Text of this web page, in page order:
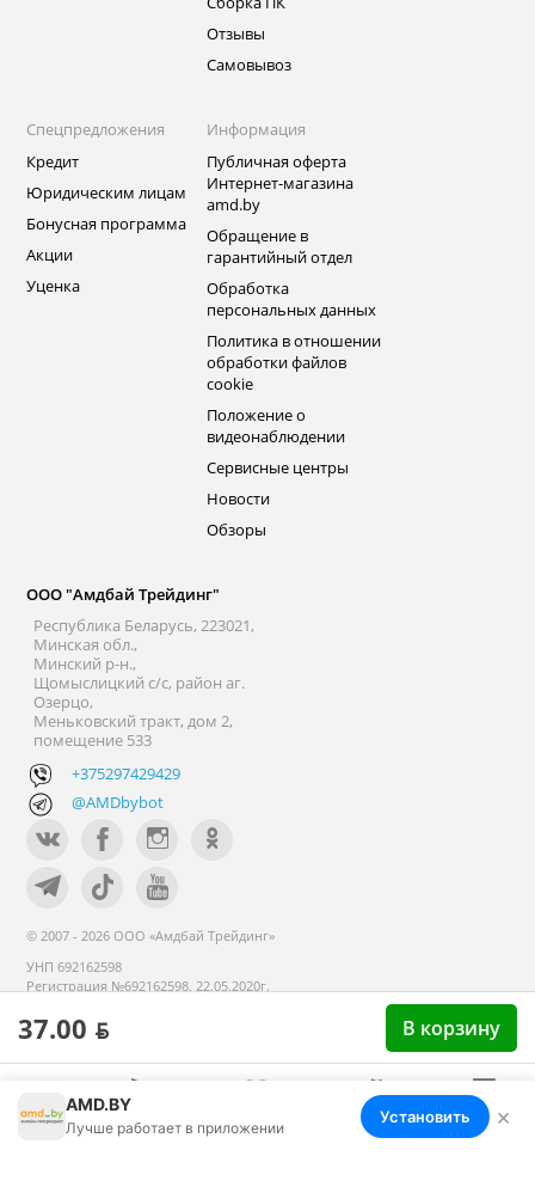
Меню Корзина Избранное Сравнение Войти
37.00 ƃ В корзину
Отзывы
Самовывоз
Спецпредложения
Кредит
Юридическим лицам
Бонусная программа
Акции
Уценка
Информация
Публичная оферта
Интернет-магазина
amd.by
Обращение в
гарантийный отдел
Обработка
персональных данных
Политика в отношении
обработки файлов
cookie
Положение о
видеонаблюдении
Сервисные центры
Новости
Обзоры
ООО "Амдбай Трейдинг"
Республика Беларусь, 223021,
Минская обл.,
Минский р-н.,
Щомыслицкий с/с, район аг.
Озерцо,
Меньковский тракт, дом 2,
помещение 533
+375297429429
@AMDbybot
© 2007 - 2026 ООО «Амдбай Трейдинг»
УНП 692162598
Регистрация №692162598, 22.05.2020г.
реестре с 14 сентября 2020г.
Номер телефона работников местных исполнительных и
AMD.BY
Лучше работает в приложении
Установить ×